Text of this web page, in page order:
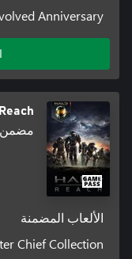
Anniversary
الألعاب المضمنة
Chief Collection